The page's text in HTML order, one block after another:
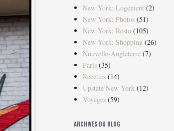
New York: Logement (2)
New York: Photos (51)
New York: Resto (105)
New York: Shopping (26)
Nouvelle-Angleterre (7)
Paris (35)
Recettes (14)
Upstate New York (12)
Voyages (59)
ARCHIVES DU BLOG